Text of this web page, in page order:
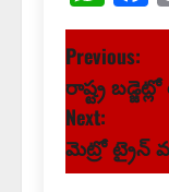
P
o
s
Previous:
రాష్ట్ర
Next:
మెట్రో ట్రైన్